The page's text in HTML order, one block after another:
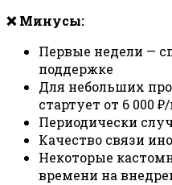
❌ Минусы:
Первые недели —
поддержке
Для небольших
стартует от 6 000
Периодически
Качество связи
Некоторые
времени на